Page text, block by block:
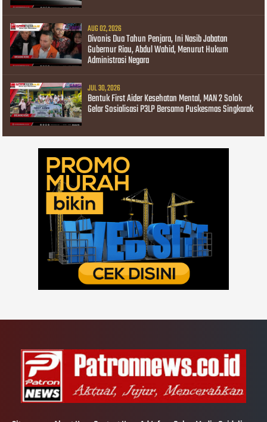
AUG 02, 2026
Divonis Dua Tahun Penjara, Ini Nasib Jabatan
Gubernur Riau, Abdul Wahid, Menurut Hukum
Administrasi Negara
JUL 30, 2026
Bentuk First Aider Kesehatan Mental, MAN 2 Solok
Gelar Sosialisasi P3LP Bersama Puskesmas Singkarak